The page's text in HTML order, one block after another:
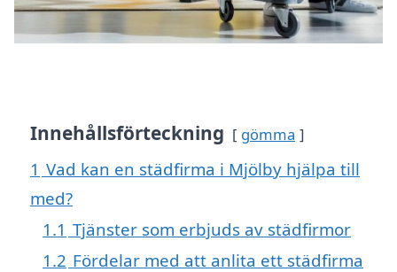
Innehållsförteckning gömma
1 Vad kan en städfirma i Mjölby hjälpa till
med?
1.1 Tjänster som erbjuds av städfirmor
1.2 Fördelar med att anlita ett städfirma